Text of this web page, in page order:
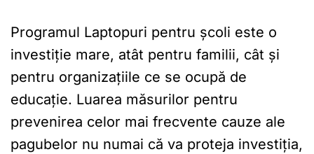
Programul Laptopuri pentru școli este o
investiție mare, atât pentru familii, cât și
pentru organizațiile ce se ocupă de
educație. Luarea măsurilor pentru
prevenirea celor mai frecvente cauze ale
pagubelor nu numai că va proteja investiția,